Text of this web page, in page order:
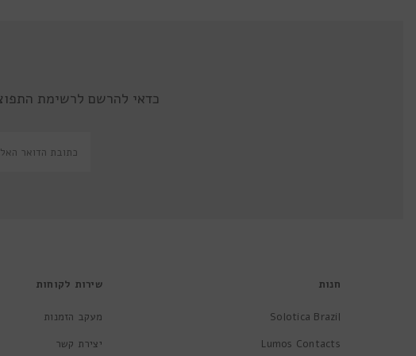
כדאי להרשם לרשימת
חנות
Solotica Brazil
Lumos Contacts
שירות לקוחות
מעקב הזמנות
יצירת קשר